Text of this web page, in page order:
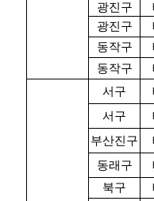
광진구
광진구
동작구
동작구
서구
서구
부산진구
동래구
북구